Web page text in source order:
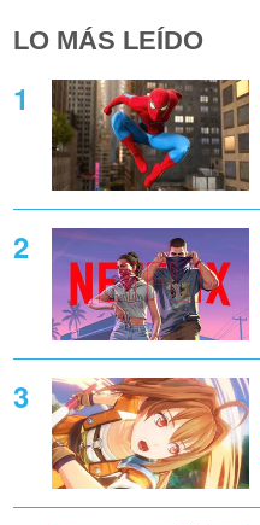
LO MÁS LEÍDO